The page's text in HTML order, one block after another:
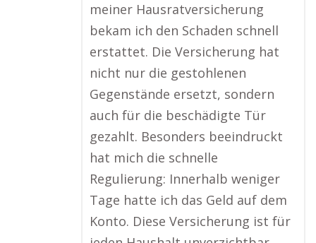
meiner Hausratversicherung
bekam ich den Schaden schnell
erstattet. Die Versicherung hat
nicht nur die gestohlenen
Gegenstände ersetzt, sondern
auch für die beschädigte Tür
gezahlt. Besonders beeindruckt
hat mich die schnelle
Regulierung: Innerhalb weniger
Tage hatte ich das Geld auf dem
Konto. Diese Versicherung ist für